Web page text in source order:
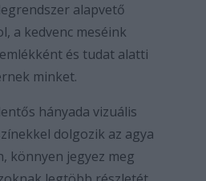
alapvető
a kedvenc meséink
és tudat alatti
minket.
hányada vizuális
dolgozik az agya
könnyen jegyez meg